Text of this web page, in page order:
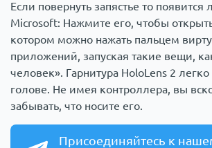
Если повернуть запястье то появится
Microsoft: Нажмите его, чтобы
котором можно нажать пальцем
приложений, запуская такие вещи,
человек». Гарнитура HoloLens 2
голове. Не имея контроллера, вы
забывать, что носите его.
Присоединяйтесь к